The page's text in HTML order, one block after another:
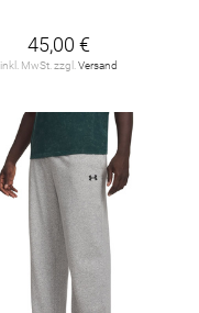
45,00 €
inkl. MwSt. zzgl. Versand